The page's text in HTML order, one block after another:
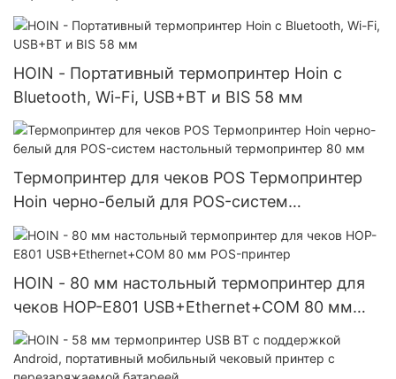
HOIN - Портативный термопринтер Hoin с
Bluetooth, Wi-Fi, USB+BT и BIS 58 мм
Термопринтер для чеков POS Термопринтер
Hoin черно-белый для POS-систем
настольный термопринтер 80 мм
HOIN - 80 мм настольный термопринтер для
чеков HOP-E801 USB+Ethernet+COM 80 мм
POS-принтер